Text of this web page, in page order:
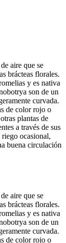
aire que se
brácteas florales.
y es nativa
son de un
curvada.
de color rojo o
plantas de
a través de sus
ocasional,
buena circulación
aire que se
brácteas florales.
y es nativa
son de un
curvada.
de color rojo o